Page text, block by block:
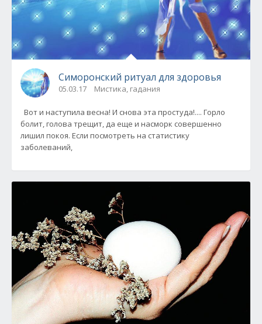
Симоронский ритуал для здоровья
05.03.17 Мистика, гадания
Вот и наступила весна! И снова эта простуда!.... Горло
болит, голова трещит, да еще и насморк совершенно
лишил покоя. Если посмотреть на статистику
заболеваний,